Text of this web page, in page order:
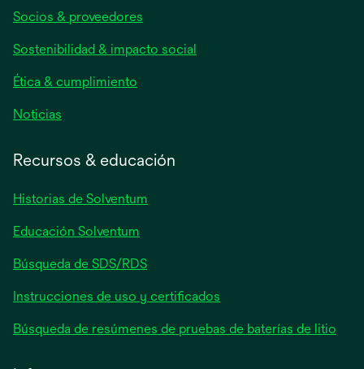
en
una
pestaña
nueva
Socios & proveedores
Sostenibilidad & impacto social
Ética & cumplimiento
Noticias
pestaña
Recursos & educación
Historias de Solventum
Educación Solventum
Búsqueda de SDS/RDS
Instrucciones de uso y certificados
Búsqueda de resúmenes de pruebas de baterías de litio